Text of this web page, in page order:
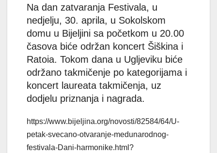
Na dan zatvaranja Festivala, u
nedjelju, 30. aprila, u Sokolskom
domu u Bijeljini sa početkom u 20.00
časova biće održan koncert Šiškina i
Ratoia. Tokom dana u Ugljeviku biće
održano takmičenje po kategorijama i
koncert laureata takmičenja, uz
dodjelu priznanja i nagrada.
https://www.bijeljina.org/novosti/82584/64/U-
petak-svecano-otvaranje-medunarodnog-
festivala-Dani-harmonike.html?